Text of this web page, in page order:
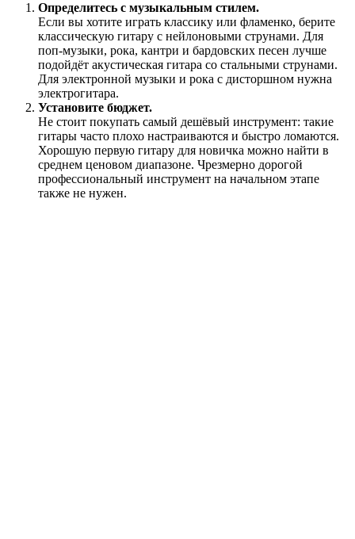
Определитесь с музыкальным стилем.
Если вы хотите играть классику или фламенко, берите
классическую гитару с нейлоновыми струнами. Для
поп-музыки, рока, кантри и бардовских песен лучше
подойдёт акустическая гитара со стальными струнами.
Для электронной музыки и рока с дисторшном нужна
электрогитара.
Установите бюджет.
Не стоит покупать самый дешёвый инструмент: такие
гитары часто плохо настраиваются и быстро ломаются.
Хорошую первую гитару для новичка можно найти в
среднем ценовом диапазоне. Чрезмерно дорогой
профессиональный инструмент на начальном этапе
также не нужен.